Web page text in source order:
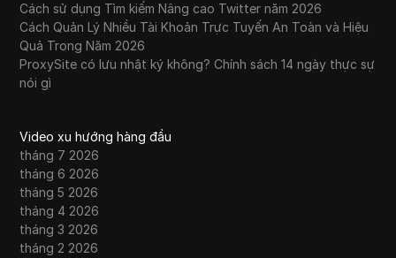
Cách sử dụng Tìm kiếm Nâng cao Twitter năm 2026
Cách Quản Lý Nhiều Tài Khoản Trực Tuyến An Toàn và Hiệu
Quả Trong Năm 2026
ProxySite có lưu nhật ký không? Chính sách 14 ngày thực sự
nói gì
Video xu hướng hàng đầu
tháng 7 2026
tháng 6 2026
tháng 5 2026
tháng 4 2026
tháng 3 2026
tháng 2 2026